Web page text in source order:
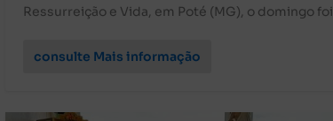
Ressurreição e Vida, em Poté (MG), o domingo
consulte Mais informação